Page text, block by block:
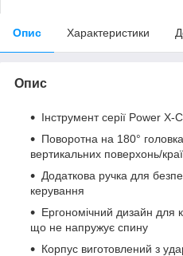
Опис Характеристики
Опис
Інструмент серії Power X-
Поворотна на 180°
вертикальних поверхонь/
Додаткова ручка для
керування
Ергономічний дизайн для
що не напружує спину
Корпус виготовлений з